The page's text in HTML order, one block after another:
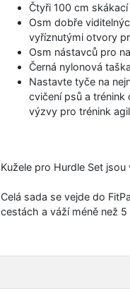
Čtyři 100 cm
Osm dobře
vyříznutými otvory
Osm nástavců pro
Černá nylonová
Nastavte tyče na
cvičení psů a
výzvy pro trénink
Kužele pro Hurdle Set
Celá sada se vejde do
cestách a váží méně než 5